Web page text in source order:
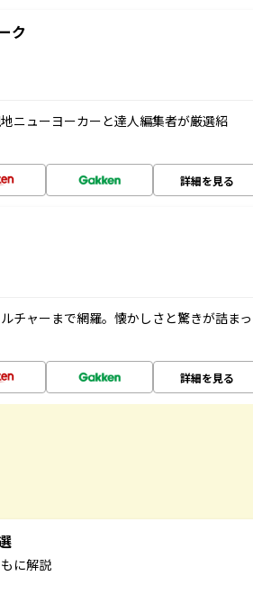
ク
ニューヨーカーと達人編集者が厳選紹
詳細を見る
チャーまで網羅。懐かしさと驚きが詰まっ
詳細を見る
に解説